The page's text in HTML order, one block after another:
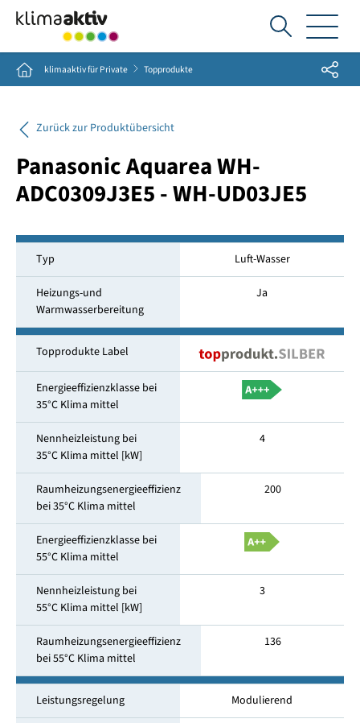
Ich
suche...
Home klimaaktiv für Private Topprodukte Share
Zurück zur Produktübersicht
Panasonic Aquarea WH-
ADC0309J3E5 - WH-UD03JE5
Typ Luft-Wasser
Heizungs-und
Warmwasserbereitung
Ja
Topprodukte Label
Energieeffizienzklasse bei
35°C Klima mittel
Nennheizleistung bei
35°C Klima mittel [kW]
4
Raumheizungsenergieeffizienz
bei 35°C Klima mittel
200
Energieeffizienzklasse bei
55°C Klima mittel
Nennheizleistung bei
55°C Klima mittel [kW]
3
Raumheizungsenergieeffizienz
bei 55°C Klima mittel
136
Leistungsregelung Modulierend